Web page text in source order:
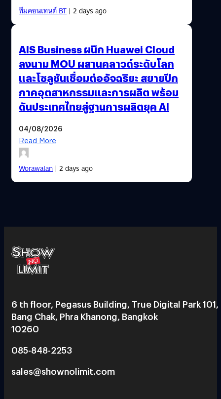
ทีมคอนเทนต์ BT| 2 days ago
AIS Business ผนึก Huawei Cloud
ลงนาม MOU ผสานคลาวด์ระดับโลก
และโซลูชันเชื่อมต่ออัจฉริยะ สยายปีก
ภาคอุตสาหกรรมและการผลิต พร้อม
ดันประเทศไทยสู่ฐานการผลิตยุค AI
04/08/2026
Read More
Worawalan| 2 days ago
6 th floor, Pegasus Building, True Digital Park 101,
Bang Chak, Phra Khanong, Bangkok
10260
085-848-2253
sales@shownolimit.com